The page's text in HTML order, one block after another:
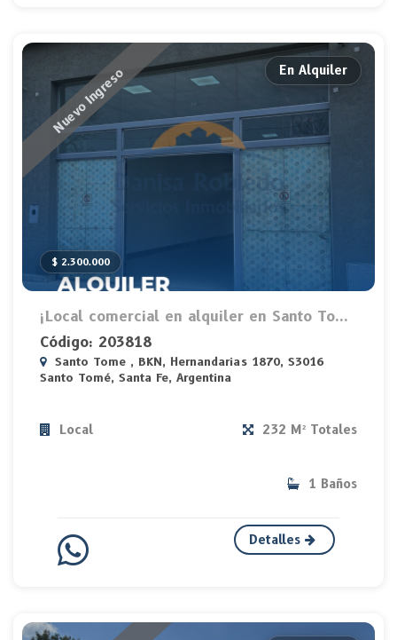
Nuevo Ingreso En Alquiler
$ 2.300.000
¡Local comercial en alquiler en Santo To...
Código: 203818
Santo Tome , BKN, Hernandarias 1870, S3016
Santo Tomé, Santa Fe, Argentina
Local 232 M² Totales
1 Baños
Detalles